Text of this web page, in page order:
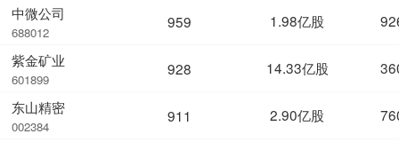
中微公司
688012
紫金矿业
601899
东山精密
002384
959 1.98亿股
928 14.33亿股
911 2.90亿股